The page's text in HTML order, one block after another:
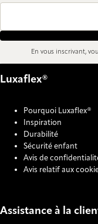
En vous inscrivant,
Luxaflex®
Pourquoi Luxaflex®
Inspiration
Durabilité
Sécurité enfant
Avis de
Avis relatif aux
Assistance à la